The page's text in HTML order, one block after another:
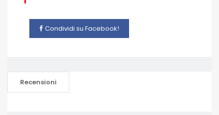
Condividi su Facebook!
Recensioni